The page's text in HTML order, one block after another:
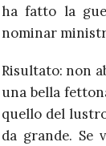
ha fatto la
nominar
Risultato: non
una bella
quello del
da grande. Se